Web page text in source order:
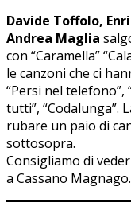
Davide Toffolo,
Andrea Maglia
con “Caramella”
le canzoni che ci
“Persi nel telefono”,
tutti”, “Codalunga”.
rubare un paio di
sottosopra.
Consigliamo di
a Cassano Magnago.